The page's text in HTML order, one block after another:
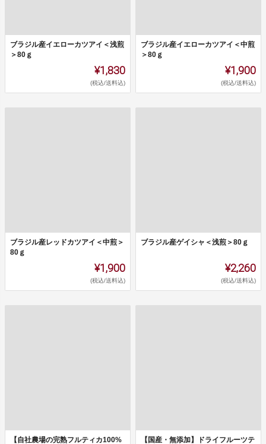
ブラジル産イエローカツアイ＜浅煎
＞80ｇ
¥1,830
(税込/送料込)
ブラジル産イエローカツアイ＜中煎
＞80ｇ
¥1,900
(税込/送料込)
ブラジル産レッドカツアイ＜中煎＞
80ｇ
¥1,900
(税込/送料込)
ブラジル産ゲイシャ＜浅煎＞80ｇ
¥2,260
(税込/送料込)
【自社農場の完熟フルティカ100% 【国産・無添加】ドライフルーツテ